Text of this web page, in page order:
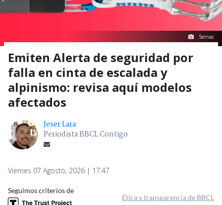
Sernac
Emiten Alerta de seguridad por
falla en cinta de escalada y
alpinismo: revisa aquí modelos
afectados
Jeser Lara
Periodista BBCL Contigo
Viernes 07 Agosto, 2026 | 17:47
Seguimos criterios de
Ética y transparencia de BBCL